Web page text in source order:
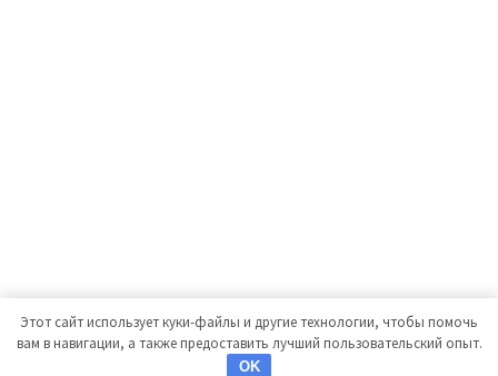
Этот сайт использует куки-файлы и другие технологии, чтобы помочь
вам в навигации, а также предоставить лучший пользовательский опыт.
OK